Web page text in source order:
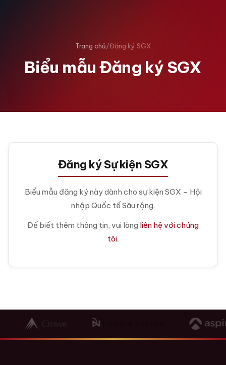
Trang chủ/Đăng ký SGX
Biểu mẫu Đăng ký SGX
Đăng ký Sự kiện SGX
Biểu mẫu đăng ký này dành cho sự kiện SGX – Hội
nhập Quốc tế Sâu rộng.
Để biết thêm thông tin, vui lòng liên hệ với chúng
tôi.